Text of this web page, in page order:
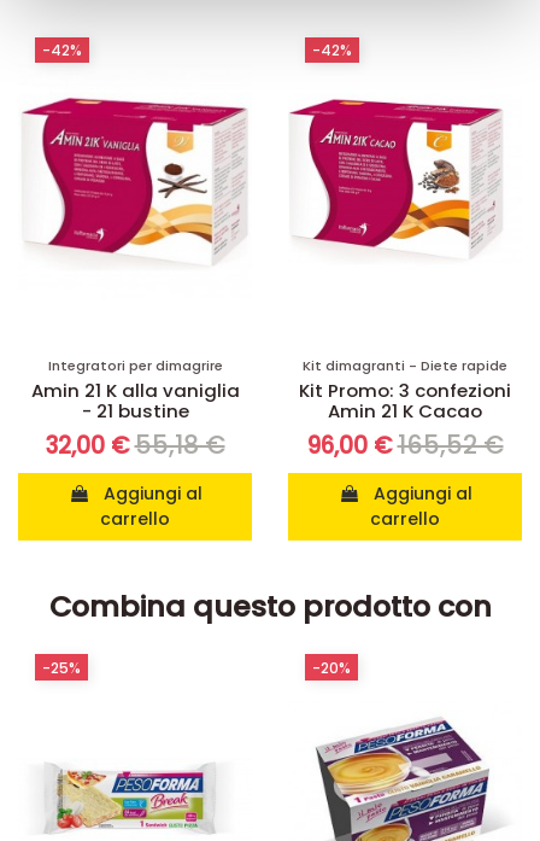
Integratori per dimagrire
Amin 21 K alla vaniglia
- 21 bustine
32,00 €55,18 €
carrello
-42%
Kit dimagranti - Diete rapide
Kit Promo: 3 confezioni
Amin 21 K Cacao
96,00 €165,52 €
carrello
-42%
Combina questo prodotto con
-25% -20%